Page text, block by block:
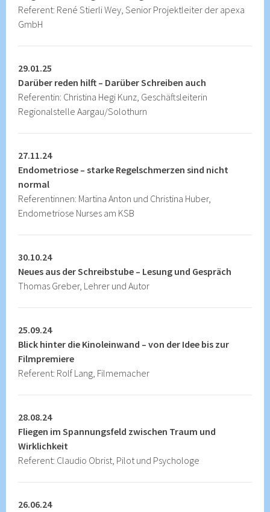
Referent: René Stierli Wey, Senior Projektleiter der apexa
GmbH
29.01.25
Darüber reden hilft – Darüber Schreiben auch
Referentin: Christina Hegi Kunz, Geschäftsleiterin
Regionalstelle Aargau/Solothurn
27.11.24
Endometriose – starke Regelschmerzen sind nicht
normal
Referentinnen: Martina Anton und Christina Huber,
Endometriose Nurses am KSB
30.10.24
Neues aus der Schreibstube – Lesung und Gespräch
Thomas Greber, Lehrer und Autor
25.09.24
Blick hinter die Kinoleinwand – von der Idee bis zur
Filmpremiere
Referent: Rolf Lang, Filmemacher
28.08.24
Fliegen im Spannungsfeld zwischen Traum und
Wirklichkeit
Referent: Claudio Obrist, Pilot und Psychologe
26.06.24